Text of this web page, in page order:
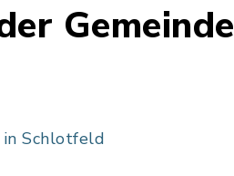
Gemeinde
Schlotfeld